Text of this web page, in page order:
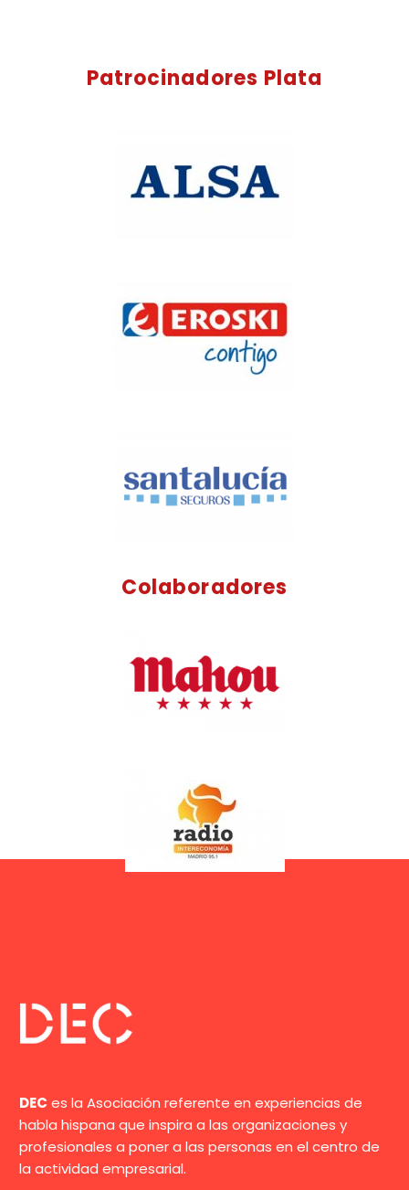
Patrocinadores Plata
Colaboradores
DEC es la Asociación referente en experiencias de
habla hispana que inspira a las organizaciones y
profesionales a poner a las personas en el centro de
la actividad empresarial.